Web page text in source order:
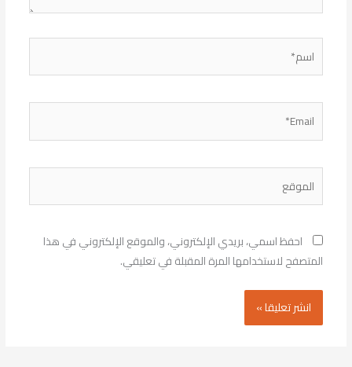
احفظ اسمي، بريدي الإلكتروني، والموقع الإلكتروني في هذا
المتصفح لاستخدامها المرة المقبلة في تعليقي.